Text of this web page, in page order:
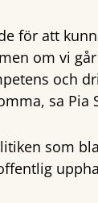
för att
om vi
och
sa Pia
som